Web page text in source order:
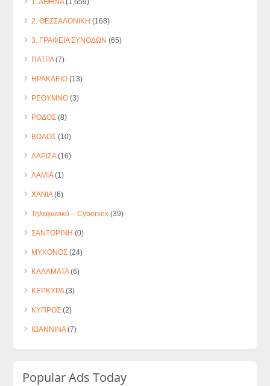
2. ΘΕΣΣΑΛΟΝΙΚΗ (168)
3. ΓΡΑΦΕΙΑ ΣΥΝΟΔΩΝ (65)
ΠΑΤΡΑ(7)
ΗΡΑΚΛΕΙΟ (13)
ΡΕΘΥΜΝΟ (3)
ΡΟΔΟΣ (8)
ΒΟΛΟΣ (10)
ΛΑΡΙΣΑ(16)
ΛΑΜΙΑ(1)
ΧΑΝΙΑ(6)
Τηλεφωνικό – Cybersex (39)
ΣΑΝΤΟΡΙΝΗ (0)
ΜΥΚΟΝΟΣ (24)
ΚΑΛΑΜΑΤΑ(6)
ΚΕΡΚΥΡΑ(3)
ΚΥΠΡΟΣ (2)
ΙΩΑΝΝΙΝΑ(7)
Popular Ads Today